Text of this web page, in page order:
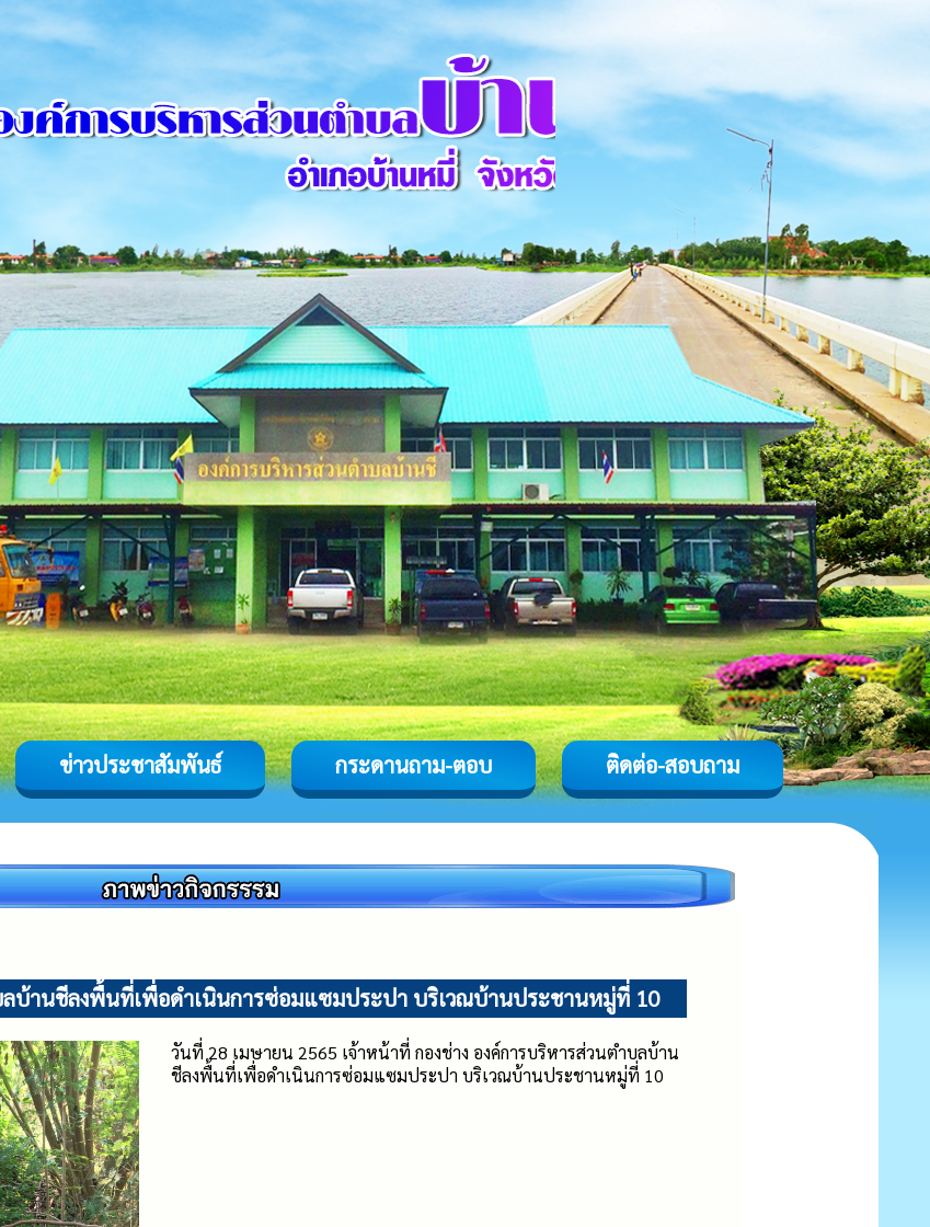
ข่าวประชาสัมพันธ์ กระดานถาม-ตอบ ติดต่อ-สอบถาม
ลบ้านชีลงพื้นที่เพื่อดำเนินการซ่อมแซมประปา บริเวณบ้านประชานหมู่ที่ 10
วันที่ 28 เมษายน 2565 เจ้าหน้าที่ กองช่าง องค์การบริหารส่วนตำบลบ้าน
ชีลงพื้นที่เพื่อดำเนินการซ่อมแซมประปา บริเวณบ้านประชานหมู่ที่ 10